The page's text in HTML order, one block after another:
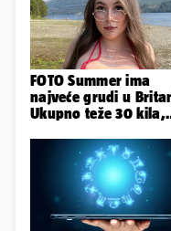
FOTO Summer ima
najveće grudi u
Ukupno teže 30 kila,
smanjivanju...